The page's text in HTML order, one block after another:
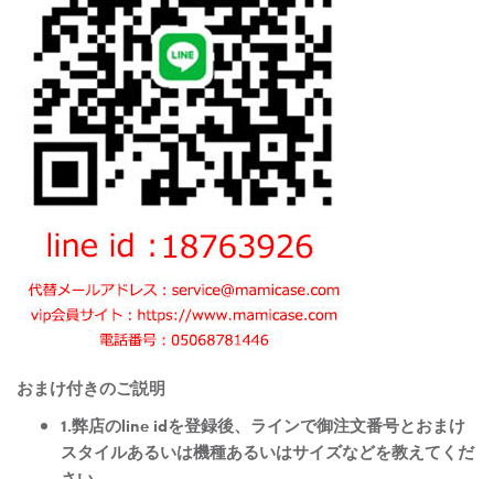
おまけ付きのご説明
1.弊店のline idを登録後、ラインで御注文番号とおまけ
スタイルあるいは機種あるいはサイズなどを教えてくだ